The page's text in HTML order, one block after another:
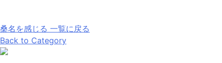
桑名を感じる 一覧に戻る
Back to Category